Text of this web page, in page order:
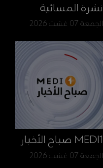
نشرة المسائية
الجمعة 07 غشت 2026
MEDI1 صباح الأخبار
الجمعة 07 غشت 2026